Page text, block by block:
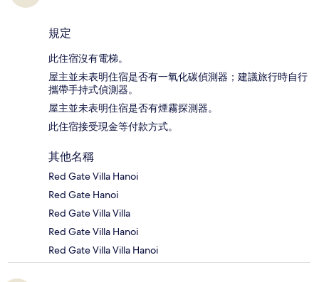
規定
此住宿沒有電梯。
屋主並未表明住宿是否有一氧化碳偵測器；建議旅行時自行
攜帶手持式偵測器。
屋主並未表明住宿是否有煙霧探測器。
此住宿接受現金等付款方式。
其他名稱
Red Gate Villa Hanoi
Red Gate Hanoi
Red Gate Villa Villa
Red Gate Villa Hanoi
Red Gate Villa Villa Hanoi